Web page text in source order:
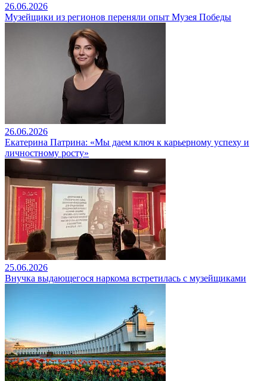
26.06.2026
Музейщики из регионов переняли опыт Музея Победы
26.06.2026
Екатерина Патрина: «Мы даем ключ к карьерному успеху и
личностному росту»
25.06.2026
Внучка выдающегося наркома встретилась с музейщиками